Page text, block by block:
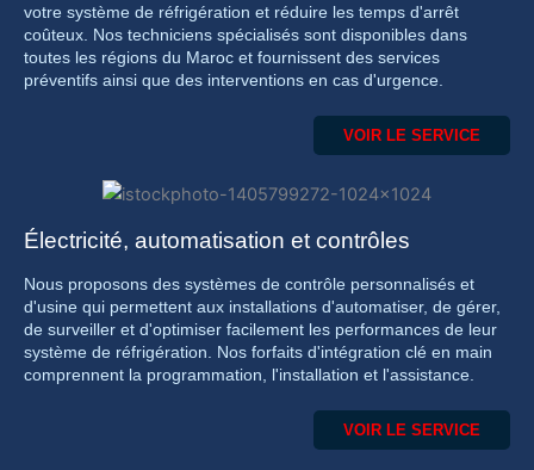
votre système de réfrigération et réduire les temps d'arrêt
coûteux. Nos techniciens spécialisés sont disponibles dans
toutes les régions du Maroc et fournissent des services
préventifs ainsi que des interventions en cas d'urgence.
VOIR LE SERVICE
Électricité, automatisation et contrôles
Nous proposons des systèmes de contrôle personnalisés et
d'usine qui permettent aux installations d'automatiser, de gérer,
de surveiller et d'optimiser facilement les performances de leur
système de réfrigération. Nos forfaits d'intégration clé en main
comprennent la programmation, l'installation et l'assistance.
VOIR LE SERVICE